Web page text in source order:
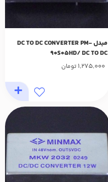
مبدل DC TO DC CONVERTER PM-
90S05HD/ DC TO DC
1,275,000 تومان